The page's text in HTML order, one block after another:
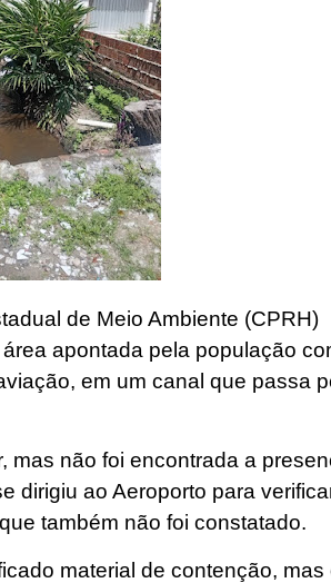
de Meio Ambiente (CPRH)
apontada pela população
em um canal que passa
mas não foi encontrada a
dirigiu ao Aeroporto para
também não foi constatado.
material de contenção, mas